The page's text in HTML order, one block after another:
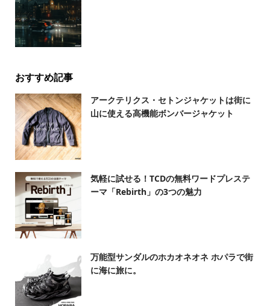
おすすめ記事
アークテリクス・セトンジャケットは街に
山に使える高機能ボンバージャケット
気軽に試せる！TCDの無料ワードプレステ
ーマ「Rebirth」の3つの魅力
万能型サンダルのホカオネオネ ホパラで街
に海に旅に。